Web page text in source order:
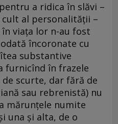
a ridica în slăvi –
al personalităţii –
viaţa lor n-au fost
încoronate cu
substantive
furnicînd în frazele
scurte, dar fără de
sau rebrenistă) nu
mărunţele numite
una şi alta, de o